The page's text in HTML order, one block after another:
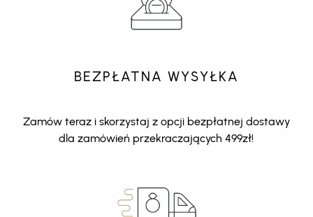
BEZPŁATNA WYSYŁKA
Zamów teraz i skorzystaj z opcji bezpłatnej dostawy
dla zamówień przekraczających 499zł!